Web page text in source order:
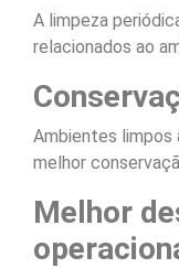
A limpeza
relacionados ao
Ambientes limpos
melhor
Melhor